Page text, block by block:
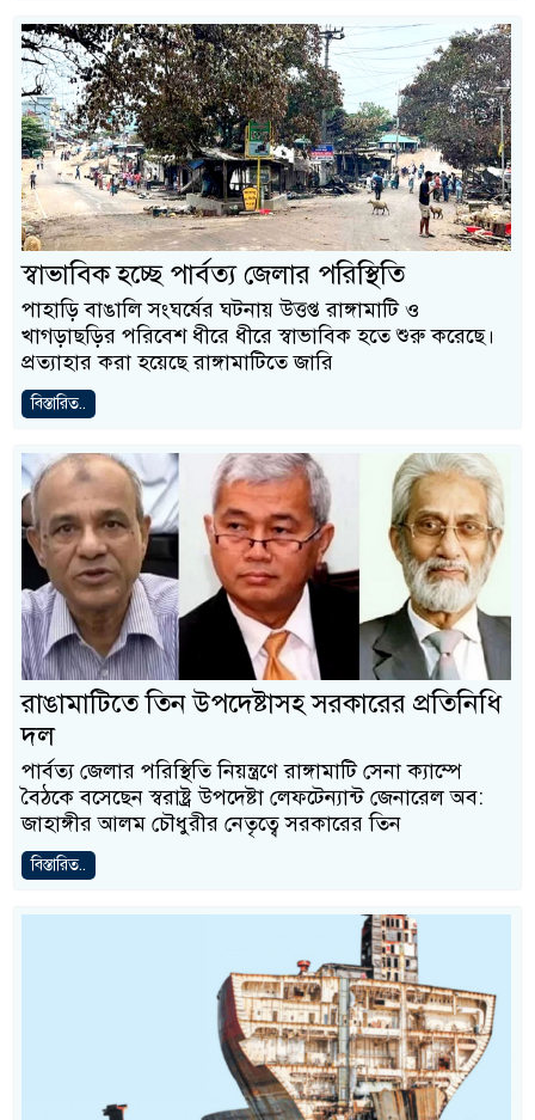
স্বাভাবিক হচ্ছে পার্বত্য জেলার পরিস্থিতি
পাহাড়ি বাঙালি সংঘর্ষের ঘটনায় উত্তপ্ত রাঙ্গামাটি ও
খাগড়াছড়ির পরিবেশ ধীরে ধীরে স্বাভাবিক হতে শুরু করেছে।
প্রত্যাহার করা হয়েছে রাঙ্গামাটিতে জারি
বিস্তারিত..
রাঙামাটিতে তিন উপদেষ্টাসহ সরকারের প্রতিনিধি
দল
পার্বত্য জেলার পরিস্থিতি নিয়ন্ত্রণে রাঙ্গামাটি সেনা ক্যাম্পে
বৈঠকে বসেছেন স্বরাষ্ট্র উপদেষ্টা লেফটেন্যান্ট জেনারেল অব:
জাহাঙ্গীর আলম চৌধুরীর নেতৃত্বে সরকারের তিন
বিস্তারিত..